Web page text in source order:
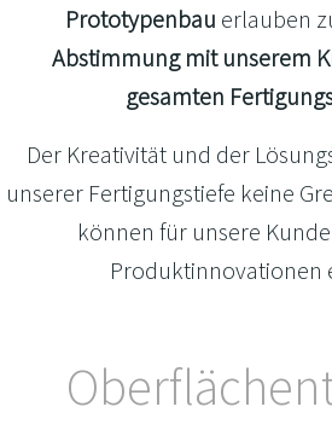
Prototypenbau erlauben
Abstimmung mit unserem
gesamten
Der Kreativität und der
unserer Fertigungstiefe keine
können für unsere
Produktinnovationen